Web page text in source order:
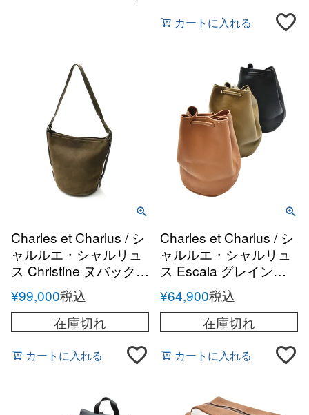
カートに入れる
Charles et Charlus / シ
ャルルエ・シャルリュ
ス Christine ヌバック
ショルダーバッグ
¥99,000税込
在庫切れ
カートに入れる
Charles et Charlus / シ
ャルルエ・シャルリュ
ス Escala グレインレ
ザー ドローストリング
バッグ
¥64,900税込
在庫切れ
カートに入れる